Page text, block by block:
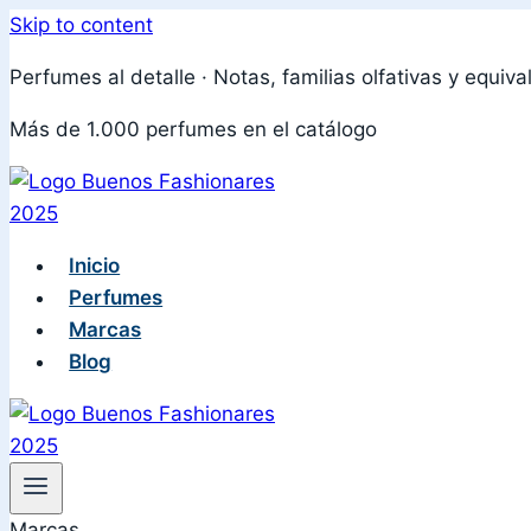
Skip to content
Perfumes al detalle · Notas, familias olfativas y
Más de 1.000 perfumes en el catálogo
Inicio
Perfumes
Marcas
Blog